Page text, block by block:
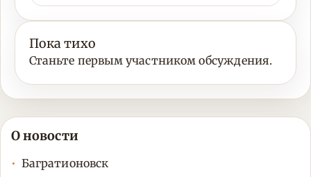
Пока тихо
Станьте первым участником обсуждения.
О новости
Багратионовск